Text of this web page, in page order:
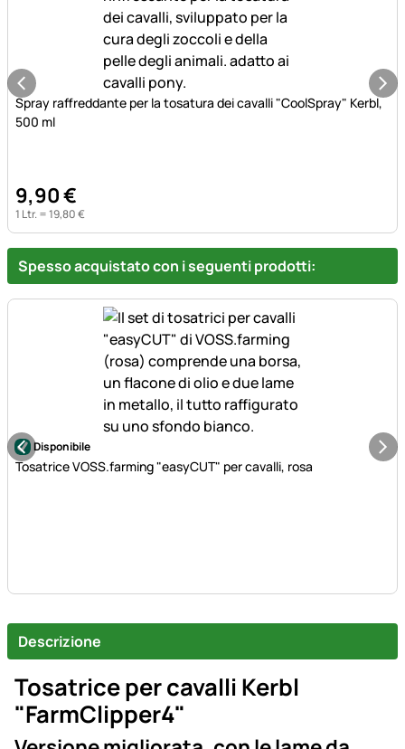
Spray raffreddante per la tosatura dei cavalli "CoolSpray" Kerbl,
500 ml
9,90€
1 Ltr. =19,80€
Spesso acquistato con i seguenti prodotti:
Disponibile
Tosatrice VOSS.farming "easyCUT" per cavalli, rosa
Descrizione
Tosatrice per cavalli Kerbl
"FarmClipper4"